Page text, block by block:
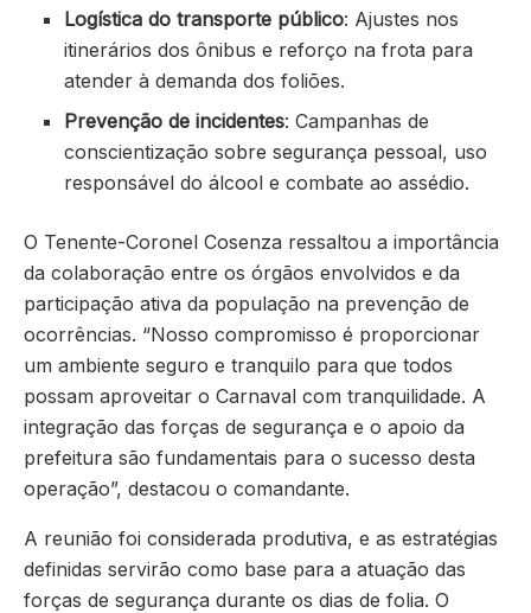
Logística do transporte público: Ajustes nos
itinerários dos ônibus e reforço na frota para
atender à demanda dos foliões.
Prevenção de incidentes: Campanhas de
conscientização sobre segurança pessoal, uso
responsável do álcool e combate ao assédio.
O Tenente-Coronel Cosenza ressaltou a importância
da colaboração entre os órgãos envolvidos e da
participação ativa da população na prevenção de
ocorrências. “Nosso compromisso é proporcionar
um ambiente seguro e tranquilo para que todos
possam aproveitar o Carnaval com tranquilidade. A
integração das forças de segurança e o apoio da
prefeitura são fundamentais para o sucesso desta
operação”, destacou o comandante.
A reunião foi considerada produtiva, e as estratégias
definidas servirão como base para a atuação das
forças de segurança durante os dias de folia. O